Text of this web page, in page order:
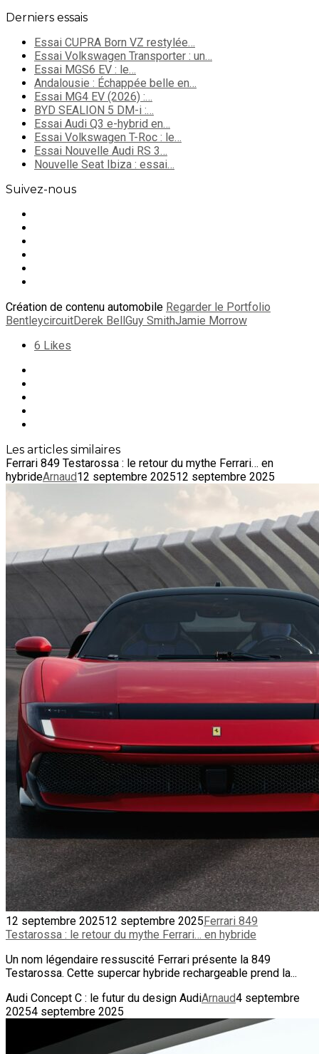
Derniers essais
Essai CUPRA Born VZ restylée…
Essai Volkswagen Transporter : un…
Essai MGS6 EV : le…
Andalousie : Échappée belle en…
Essai MG4 EV (2026) :…
BYD SEALION 5 DM-i :…
Essai Audi Q3 e-hybrid en…
Essai Volkswagen T-Roc : le…
Essai Nouvelle Audi RS 3…
Nouvelle Seat Ibiza : essai…
Suivez-nous
Création de contenu automobile Regarder le Portfolio
BentleycircuitDerek BellGuy SmithJamie Morrow
6 Likes
Les articles similaires
Ferrari 849 Testarossa : le retour du mythe Ferrari… en
hybrideArnaud12 septembre 202512 septembre 2025
12 septembre 202512 septembre 2025Ferrari 849
Testarossa : le retour du mythe Ferrari… en hybride
Un nom légendaire ressuscité Ferrari présente la 849
Testarossa. Cette supercar hybride rechargeable prend la...
Audi Concept C : le futur du design AudiArnaud4 septembre
20254 septembre 2025